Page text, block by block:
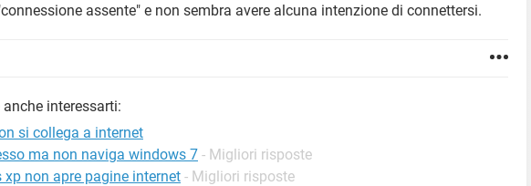
assente" e non sembra avere alcuna intenzione di connettersi.
anche interessarti:
si collega a internet
ma non naviga windows 7 - Migliori risposte
xp non apre pagine internet - Migliori risposte